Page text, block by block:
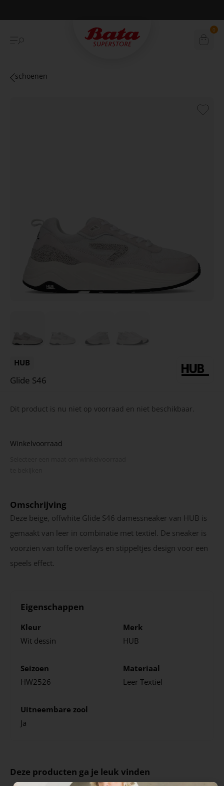
Betaal achteraf met Klarna 0
schoenen
HUB
Glide S46
Dit product is nu niet op voorraad en niet beschikbaar.
Winkelvoorraad
Omschrijving
Deze beige, offwhite Glide S46 damessneaker van HUB is
gemaakt van leer in combinatie met textiel. De sneaker is
voorzien van toffe overlays en stippeltjes design voor een
speels effect.
Eigenschappen
Kleur
Wit dessin
Merk
HUB
Seizoen
HW2526
Materiaal
Leer Textiel
Uitneembare zool
Ja
Deze producten ga je leuk vinden